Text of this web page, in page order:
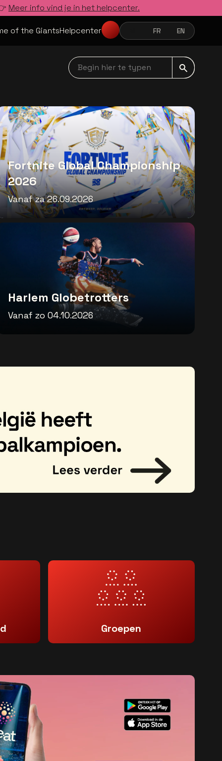
Meer info vind je in het helpcenter.
of the GiantsHelpcenter NEDERLANDSFRANÇAIS
FR ENGLISH
EN
Begin hier te typen navbar
Fortnite Global Championship
2026
Vanaf za 26.09.2026
Harlem Globetrotters
Vanaf zo 04.10.2026
Groepen